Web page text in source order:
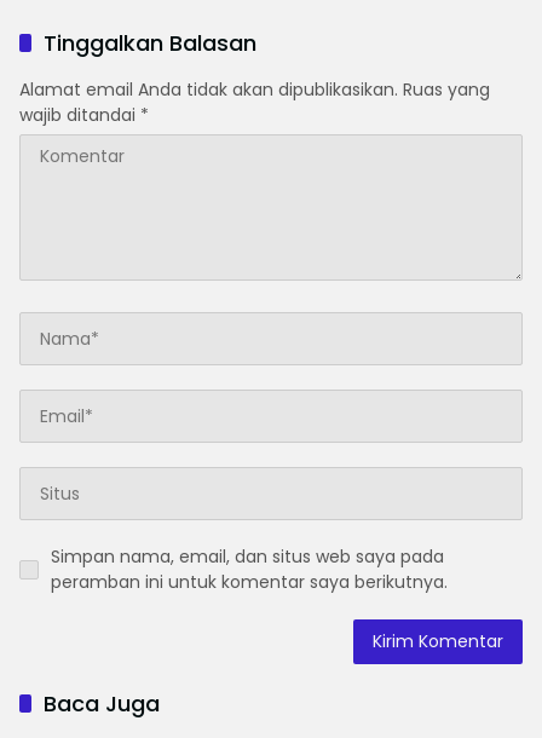
Tinggalkan Balasan
Alamat email Anda tidak akan dipublikasikan. Ruas yang
wajib ditandai *
Simpan nama, email, dan situs web saya pada
peramban ini untuk komentar saya berikutnya.
Baca Juga